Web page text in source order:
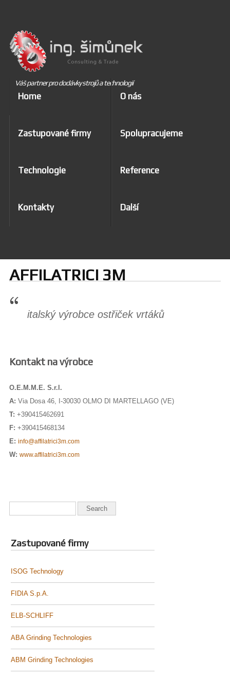
Váš partner pro dodávky strojů a technologií
Home O nás
Zastupované firmy Spolupracujeme
Technologie Reference
Kontakty Další
AFFILATRICI 3M
italský výrobce ostřiček vrtáků
Kontakt na výrobce
O.E.M.M.E. S.r.l.
A: Via Dosa 46, I-30030 OLMO DI MARTELLAGO (VE)
T: +390415462691
F: +390415468134
E: info@affilatrici3m.com
W: www.affilatrici3m.com
Zastupované firmy
ISOG Technology
FIDIA S.p.A.
ELB-SCHLIFF
ABA Grinding Technologies
ABM Grinding Technologies